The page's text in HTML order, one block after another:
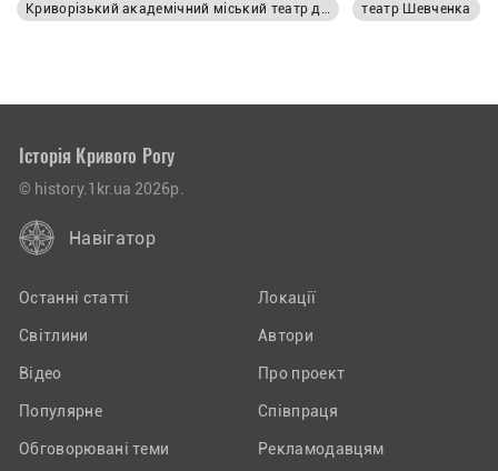
Криворізький академічний міський театр драми та музичної комедії імені Тараса Шевченка театр Шевченка
Історія Кривого Рогу
© history.1kr.ua 2026р.
Навігатор
Останні статті
Світлини
Відео
Популярне
Обговорювані теми
Локації
Автори
Про проект
Співпраця
Рекламодавцям